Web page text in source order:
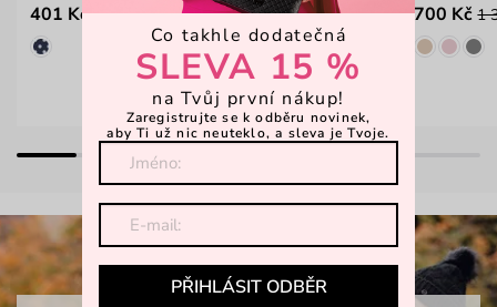
401 Kč 599 Kč 700 Kč 1
Co takhle dodatečná
SLEVA 15 %
na Tvůj první nákup!
Zaregistrujte se k odběru novinek,
aby Ti už nic neuteklo, a sleva je Tvoje.
PŘIHLÁSIT ODBĚR